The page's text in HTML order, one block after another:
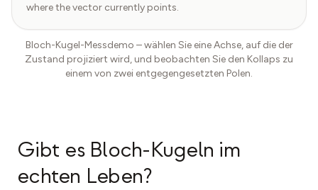
where the vector currently points.
Bloch-Kugel-Messdemo – wählen Sie eine Achse, auf die der
Zustand projiziert wird, und beobachten Sie den Kollaps zu
einem von zwei entgegengesetzten Polen.
Gibt es Bloch-Kugeln im
echten Leben?